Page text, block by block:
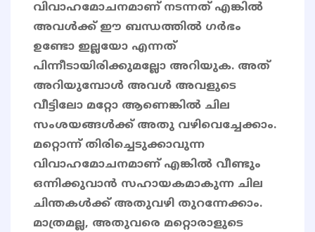
വിവാഹമോചനമാണ് നടന്നത് എങ്കിൽ
അവൾക്ക് ഈ ബന്ധത്തിൽ ഗർഭം
ഉണ്ടോ ഇല്ലയോ എന്നത്
പിന്നീടായിരിക്കുമല്ലോ അറിയുക. അത്
അറിയുമ്പോൾ അവൾ അവളുടെ
വീട്ടിലോ മറ്റോ ആണെങ്കിൽ ചില
സംശയങ്ങൾക്ക് അതു വഴിവെച്ചേക്കാം.
മറ്റൊന്ന് തിരിച്ചെടുക്കാവുന്ന
വിവാഹമോചനമാണ് എങ്കിൽ വീണ്ടും
ഒന്നിക്കുവാൻ സഹായകമാകുന്ന ചില
ചിന്തകൾക്ക് അതുവഴി തുറന്നേക്കാം.
മാത്രമല്ല, അതുവരെ മറ്റൊരാളുടെ